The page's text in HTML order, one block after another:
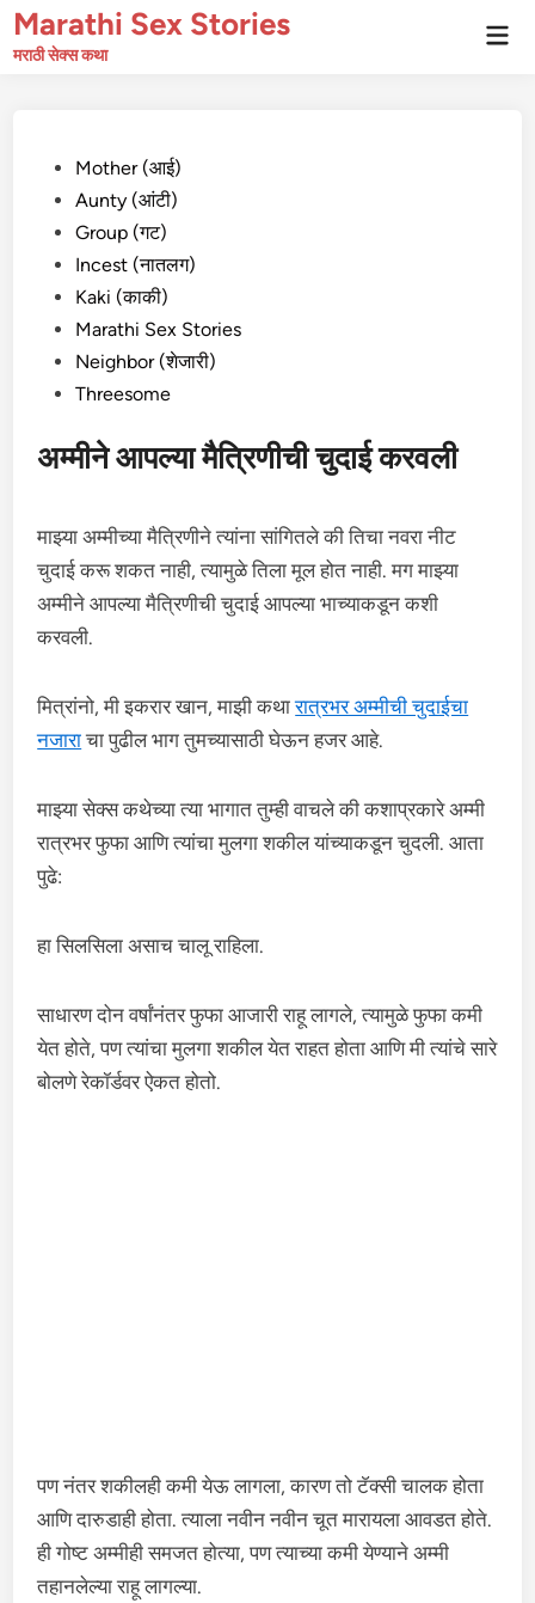
Skip
toMarathi Sex Stories
मराठी सेक्स कथा
PostedMother (आई)
Aunty (आंटी)
Group (गट)
Incest (नातलग)
Kaki (काकी)
Marathi Sex Stories
Neighbor (शेजारी)
Threesome
अम्मीने आपल्या मैत्रिणीची चुदाई करवली
माझ्या अम्मीच्या मैत्रिणीने त्यांना सांगितले की तिचा नवरा नीट
चुदाई करू शकत नाही, त्यामुळे तिला मूल होत नाही. मग माझ्या
अम्मीने आपल्या मैत्रिणीची चुदाई आपल्या भाच्याकडून कशी
करवली.
मित्रांनो, मी इकरार खान, माझी कथारात्रभर अम्मीची चुदाईचा
नजाराचा पुढील भाग तुमच्यासाठी घेऊन हजर आहे.
माझ्या सेक्स कथेच्या त्या भागात तुम्ही वाचले की कशाप्रकारे अम्मी
रात्रभर फुफा आणि त्यांचा मुलगा शकील यांच्याकडून चुदली. आता
पुढे:
हा सिलसिला असाच चालू राहिला.
साधारण दोन वर्षांनंतर फुफा आजारी राहू लागले, त्यामुळे फुफा कमी
येत होते, पण त्यांचा मुलगा शकील येत राहत होता आणि मी त्यांचे सारे
बोलणे रेकॉर्डवर ऐकत होतो.
पण नंतर शकीलही कमी येऊ लागला, कारण तो टॅक्सी चालक होता
आणि दारुडाही होता. त्याला नवीन नवीन चूत मारायला आवडत होते.
ही गोष्ट अम्मीही समजत होत्या, पण त्याच्या कमी येण्याने अम्मी
तहानलेल्या राहू लागल्या.